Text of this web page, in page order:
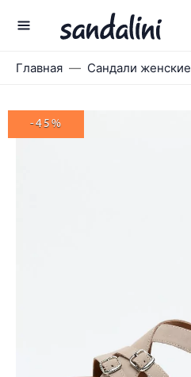
Главная Сандали женские
-45%